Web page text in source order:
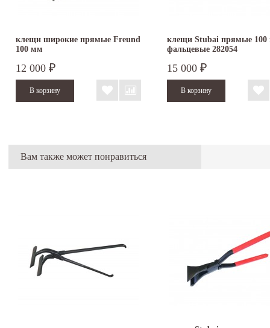
клещи широкие прямые Freund
100 мм
12 000 ₽
клещи Stubai прямые
фальцевые 282054
15 000 ₽
Вам также может понравиться